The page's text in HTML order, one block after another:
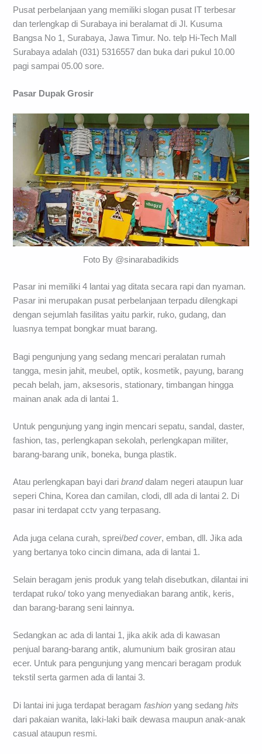
Pusat perbelanjaan yang memiliki slogan pusat IT terbesar
dan terlengkap di Surabaya ini beralamat di Jl. Kusuma
Bangsa No 1, Surabaya, Jawa Timur. No. telp Hi-Tech Mall
Surabaya adalah (031) 5316557 dan buka dari pukul 10.00
pagi sampai 05.00 sore.
Pasar Dupak Grosir
Foto By @sinarabadikids
Pasar ini memiliki 4 lantai yag ditata secara rapi dan nyaman.
Pasar ini merupakan pusat perbelanjaan terpadu dilengkapi
dengan sejumlah fasilitas yaitu parkir, ruko, gudang, dan
luasnya tempat bongkar muat barang.
Bagi pengunjung yang sedang mencari peralatan rumah
tangga, mesin jahit, meubel, optik, kosmetik, payung, barang
pecah belah, jam, aksesoris, stationary, timbangan hingga
mainan anak ada di lantai 1.
Untuk pengunjung yang ingin mencari sepatu, sandal, daster,
fashion, tas, perlengkapan sekolah, perlengkapan militer,
barang-barang unik, boneka, bunga plastik.
Atau perlengkapan bayi daribranddalam negeri ataupun luar
seperi China, Korea dan camilan, clodi, dll ada di lantai 2. Di
pasar ini terdapat cctv yang terpasang.
Ada juga celana curah, sprei/bed cover, emban, dll. Jika ada
yang bertanya toko cincin dimana, ada di lantai 1.
Selain beragam jenis produk yang telah disebutkan, dilantai ini
terdapat ruko/ toko yang menyediakan barang antik, keris,
dan barang-barang seni lainnya.
Sedangkan ac ada di lantai 1, jika akik ada di kawasan
penjual barang-barang antik, alumunium baik grosiran atau
ecer. Untuk para pengunjung yang mencari beragam produk
tekstil serta garmen ada di lantai 3.
Di lantai ini juga terdapat beragamfashion yang sedanghits
dari pakaian wanita, laki-laki baik dewasa maupun anak-anak
casual ataupun resmi.